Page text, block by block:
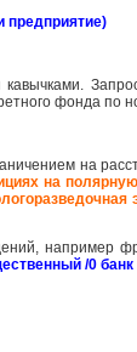
предприятие)
кавычками.
фонда по
на
на
например
/0 банк